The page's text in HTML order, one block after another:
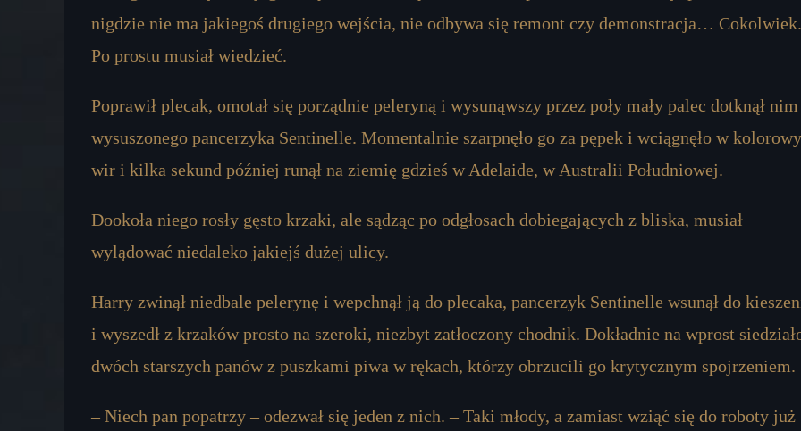
nigdzie nie ma jakiegoś drugiego wejścia, nie odbywa się remont czy demonstracja… Cokolwiek.
Po prostu musiał wiedzieć.
Poprawił plecak, omotał się porządnie peleryną i wysunąwszy przez poły mały palec dotknął nim
wysuszonego pancerzyka Sentinelle. Momentalnie szarpnęło go za pępek i wciągnęło w kolorowy
wir i kilka sekund później runął na ziemię gdzieś w Adelaide, w Australii Południowej.
Dookoła niego rosły gęsto krzaki, ale sądząc po odgłosach dobiegających z bliska, musiał
wylądować niedaleko jakiejś dużej ulicy.
Harry zwinął niedbale pelerynę i wepchnął ją do plecaka, pancerzyk Sentinelle wsunął do
i wyszedł z krzaków prosto na szeroki, niezbyt zatłoczony chodnik. Dokładnie na wprost
dwóch starszych panów z puszkami piwa w rękach, którzy obrzucili go krytycznym spojrzeniem.
– Niech pan popatrzy – odezwał się jeden z nich. – Taki młody, a zamiast wziąć się do roboty już